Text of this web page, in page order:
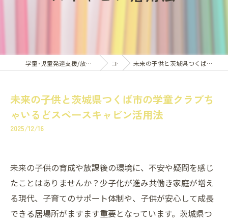
学童･児童発達支援/放課後等デイサービスはアイベックス早池峰 コラム 未来の子供と茨城県つくば市の学童クラブちゃいるどスペースキャビン活用法
未来の子供と茨城県つくば市の学童クラブち
ゃいるどスペースキャビン活用法
2025/12/16
未来の子供の育成や放課後の環境に、不安や疑問を感じ
たことはありませんか？少子化が進み共働き家庭が増え
る現代、子育てのサポート体制や、子供が安心して成長
できる居場所がますます重要となっています。茨城県つ